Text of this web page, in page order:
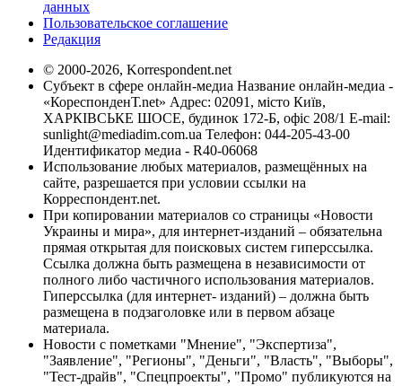
данных
Пользовательское соглашение
Редакция
© 2000-2026, Korrespondent.net
Субъект в сфере онлайн-медиа Название онлайн-медиа -
«КореспонденТ.net» Адрес: 02091, місто Київ,
ХАРКІВСЬКЕ ШОСЕ, будинок 172-Б, офіс 208/1 E-mail:
sunlight@mediadim.com.ua Телефон: 044-205-43-00
Идентификатор медиа - R40-06068
Использование любых материалов, размещённых на
сайте, разрешается при условии ссылки на
Корреспондент.net.
При копировании материалов со страницы «Новости
Украины и мира», для интернет-изданий – обязательна
прямая открытая для поисковых систем гиперссылка.
Ссылка должна быть размещена в независимости от
полного либо частичного использования материалов.
Гиперссылка (для интернет- изданий) – должна быть
размещена в подзаголовке или в первом абзаце
материала.
Новости с пометками "Мнение", "Экспертиза",
"Заявление", "Регионы", "Деньги", "Власть", "Выборы",
"Тест-драйв", "Спецпроекты", "Промо" публикуются на